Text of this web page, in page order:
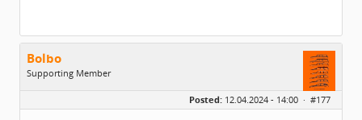
Bolbo
Supporting Member
Berichten:
4850
Posted: 12.04.2024 - 14:00 · #177